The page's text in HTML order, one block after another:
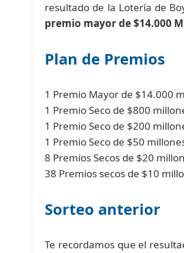
resultado de la Lotería de
premio mayor de $14.000
Plan de Premios
1 Premio Mayor de $14.000
1 Premio Seco de $800
1 Premio Seco de $200
1 Premio Seco de $50
8 Premios Secos de $20
38 Premios secos de $10
Sorteo anterior
Te recordamos que el